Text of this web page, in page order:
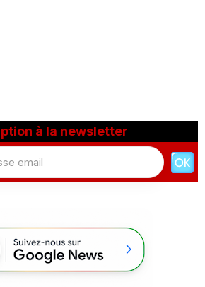
à la newsletter